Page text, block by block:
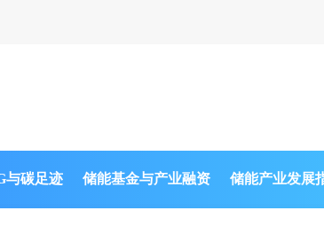
与碳足迹 储能基金与产业融资 储能产业发展